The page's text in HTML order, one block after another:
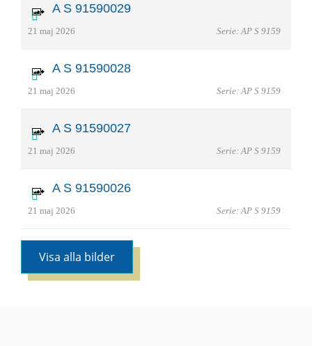
A S 91590029
21 maj 2026 Serie: AP S 9159
A S 91590028
21 maj 2026 Serie: AP S 9159
A S 91590027
21 maj 2026 Serie: AP S 9159
A S 91590026
21 maj 2026 Serie: AP S 9159
Visa alla bilder